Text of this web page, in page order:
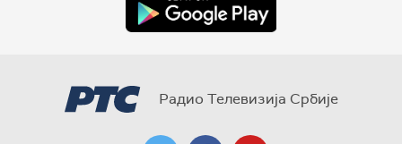
Радио Телевизија Србије